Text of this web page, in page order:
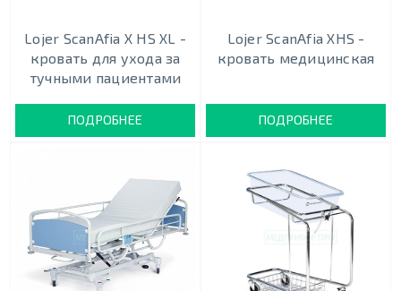
Lojer ScanAfia X HS XL -
кровать для ухода за
тучными пациентами
ПОДРОБНЕЕ
Lojer ScanAfia XHS -
кровать медицинская
ПОДРОБНЕЕ